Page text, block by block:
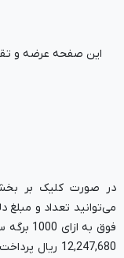
این صفحه عرضه و
در صورت کلیک بر
می‌توانید تعداد و مبلغ